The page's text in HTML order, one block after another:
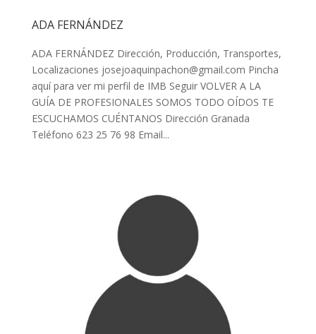
ADA FERNÁNDEZ
ADA FERNÁNDEZ Dirección, Producción, Transportes,
Localizaciones josejoaquinpachon@gmail.com Pincha
aquí para ver mi perfil de IMB Seguir VOLVER A LA
GUÍA DE PROFESIONALES SOMOS TODO OÍDOS TE
ESCUCHAMOS CUÉNTANOS Dirección Granada
Teléfono 623 25 76 98 Email...